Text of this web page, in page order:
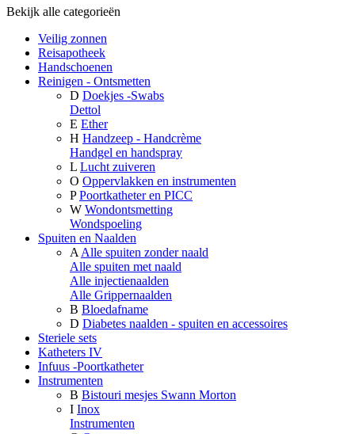
Bekijk alle categorieën
Veilig zonnen
Reisapotheek
Handschoenen
Reinigen - Ontsmetten
D Doekjes -Swabs
Dettol
E Ether
H Handzeep - Handcrème
Handgel en handspray
L Lucht zuiveren
O Oppervlakken en instrumenten
P Poortkatheter en PICC
W Wondontsmetting
Wondspoeling
Spuiten en Naalden
A Alle spuiten zonder naald
Alle spuiten met naald
Alle injectienaalden
Alle Grippernaalden
B Bloedafname
D Diabetes naalden - spuiten en accessoires
Steriele sets
Katheters IV
Infuus -Poortkatheter
Instrumenten
B Bistouri mesjes Swann Morton
I Inox
Instrumenten